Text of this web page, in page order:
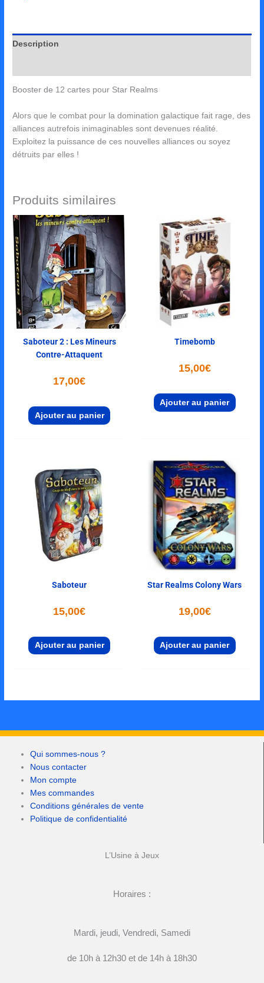
Description
Booster de 12 cartes pour Star Realms
Alors que le combat pour la domination galactique fait rage, des
alliances autrefois inimaginables sont devenues réalité.
Exploitez la puissance de ces nouvelles alliances ou soyez
détruits par elles !
Produits similaires
Saboteur 2 : Les Mineurs
Contre-Attaquent
17,00€
Ajouter au panier
Timebomb
15,00€
Ajouter au panier
Saboteur
15,00€
Ajouter au panier
Star Realms Colony Wars
19,00€
Ajouter au panier
Qui sommes-nous ?
Nous contacter
Mon compte
Mes commandes
Conditions générales de vente
Politique de confidentialité
L’Usine à Jeux
Horaires :
Mardi, jeudi, Vendredi, Samedi
de 10h à 12h30 et de 14h à 18h30